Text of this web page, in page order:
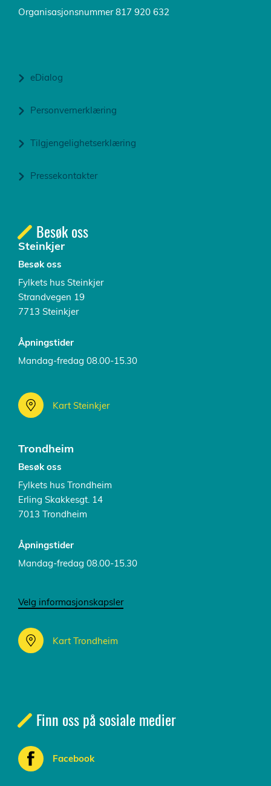
Organisasjonsnummer 817 920 632
eDialog
Personvernerklæring
Tilgjengelighetserklæring
Pressekontakter
Besøk oss
Steinkjer
Besøk oss
Fylkets hus Steinkjer
Strandvegen 19
7713 Steinkjer
Åpningstider
Mandag-fredag 08.00-15.30
Kart Steinkjer
Trondheim
Besøk oss
Fylkets hus Trondheim
Erling Skakkesgt. 14
7013 Trondheim
Åpningstider
Mandag-fredag 08.00-15.30
Velg informasjonskapsler
Kart Trondheim
Finn oss på sosiale medier
Facebook